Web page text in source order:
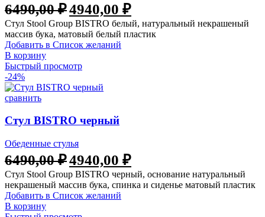
6490,00₽4940,00 ₽
Стул Stool Group BISTRO белый, натуральный некрашеный
массив бука, матовый белый пластик
Добавить в Список желаний
В корзину
Быстрый просмотр
-24%
сравнить
Стул BISTRO черный
Обеденные стулья
6490,00₽4940,00 ₽
Стул Stool Group BISTRO черный, основание натуральный
некрашеный массив бука, спинка и сиденье матовый пластик
Добавить в Список желаний
В корзину